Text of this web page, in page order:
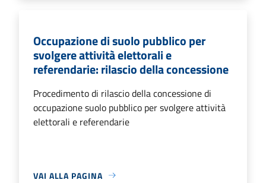
Occupazione di suolo pubblico per
svolgere attività elettorali e
referendarie: rilascio della concessione
Procedimento di rilascio della concessione di
occupazione suolo pubblico per svolgere attività
elettorali e referendarie
VAI ALLA PAGINA